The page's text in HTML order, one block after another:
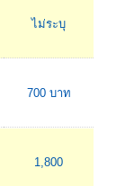
ไม่ระบุ
700 บาท
1,800